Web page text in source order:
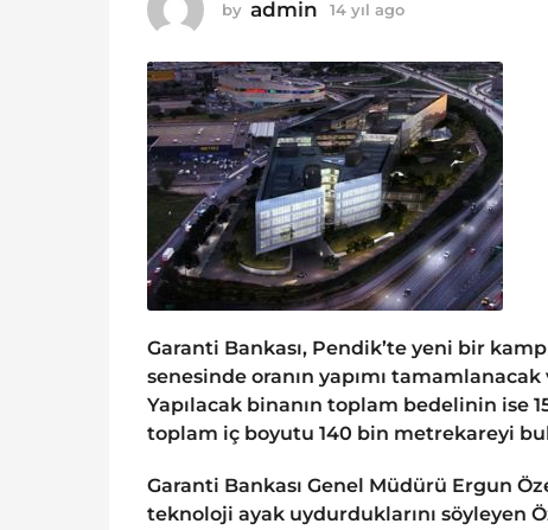
1
4
y
ı
l
a
by admin 14 yıl ago
ı
l
a
g
o
Garanti Bankası, Pendik’te yeni bir
senesinde oranın yapımı
Yapılacak binanın toplam bedelinin ise
toplam iç boyutu 140 bin metrekareyi
Garanti Bankası Genel Müdürü Ergun
teknoloji ayak uydurduklarını söyleyen